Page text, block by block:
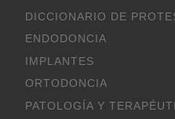
DICCIONARIO DE
ENDODONCIA
IMPLANTES
ORTODONCIA
PATOLOGÍA Y